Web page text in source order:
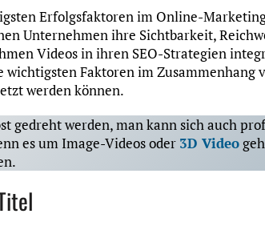
Erfolgsfaktoren im Online-
Unternehmen ihre Sichtbarkeit,
Videos in ihren SEO-Strategien
Faktoren im Zusammenhang
werden können.
gedreht werden, man kann sich auch
es um Image-Videos oder 3D Video
itel